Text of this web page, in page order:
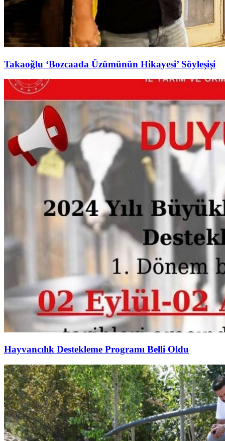
Takaoğlu ‘Bozcaada Üzümünün Hikayesi’ Söyleşişi
Hayvancılık Destekleme Programı Belli Oldu